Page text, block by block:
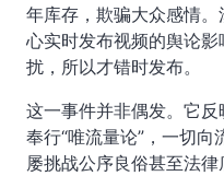
年库存，欺骗大众感情
心实时发布视频的舆论
扰，所以才错时发布。
这一事件并非偶发。它
奉行“唯流量论”，一切向
屡挑战公序良俗甚至法